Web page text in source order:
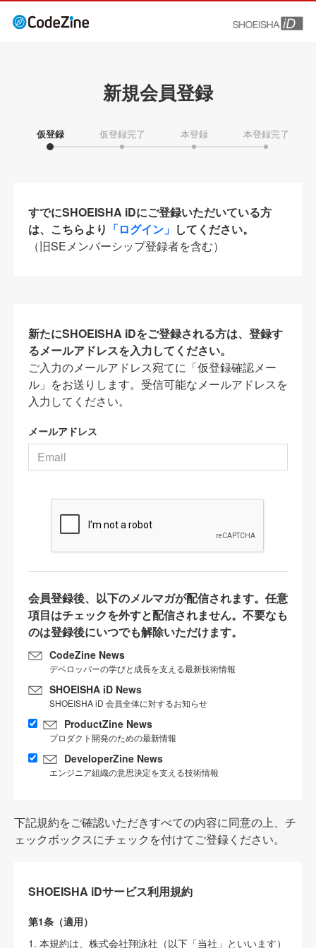
新規会員登録
仮登録 仮登録完了 本登録 本登録完了
すでにSHOEISHA iDにご登録いただいている方
は、こちらより 「ログイン」 してください。
（旧SEメンバーシップ登録者を含む）
新たにSHOEISHA iDをご登録される方は、登録す
るメールアドレスを入力してください。
ご入力のメールアドレス宛てに「仮登録確認メー
ル」をお送りします。受信可能なメールアドレスを
入力してください。
メールアドレス
会員登録後、以下のメルマガが配信されます。任意
項目はチェックを外すと配信されません。不要なも
のは登録後にいつでも解除いただけます。
CodeZine News
デベロッパーの学びと成長を支える最新技術情報
SHOEISHA iD News
SHOEISHA iD 会員全体に対するお知らせ
ProductZine News
プロダクト開発のための最新情報
DeveloperZine News
エンジニア組織の意思決定を支える技術情報
下記規約をご確認いただきすべての内容に同意の上、チ
ェックボックスにチェックを付けてご登録ください。
SHOEISHA iDサービス利用規約
第1条（適用）
1. 本規約は、株式会社翔泳社（以下「当社」といいます）